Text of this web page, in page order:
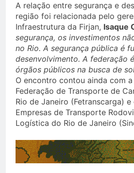
A relação entre segurança e
região foi relacionada pelo
Infraestrutura da Firjan, Isaque
segurança, os investimentos
no Rio. A segurança pública é
desenvolvimento. A federação
órgãos públicos na busca de
O encontro contou ainda com
Federação de Transporte de
Rio de Janeiro (Fetranscarga)
Empresas de Transporte
Logística do Rio de Janeiro